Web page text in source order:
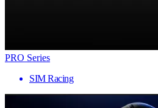
PRO Series
SIM Racing